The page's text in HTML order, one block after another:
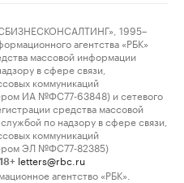
1995–
агентства «РБК»
массовой информации
в сфере связи,
коммуникаций
ИА №ФС77-63848) и сетевого
средства массовой
по надзору в сфере связи,
коммуникаций
ЭЛ №ФС77-82385)
18+ letters@rbc.ru
агентство «РБК».